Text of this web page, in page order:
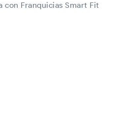
con Franquicias Smart Fit